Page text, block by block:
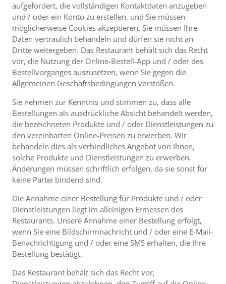
aufgefordert, die vollständigen Kontaktdaten anzugeben
und / oder ein Konto zu erstellen, und Sie müssen
möglicherweise Cookies akzeptieren. Sie müssen Ihre
Daten vertraulich behandeln und dürfen sie nicht an
Dritte weitergeben. Das Restaurant behält sich das Recht
vor, die Nutzung der Online-Bestell-App und / oder des
Bestellvorganges auszusetzen, wenn Sie gegen die
Allgemeinen Geschäftsbedingungen verstoßen.
Sie nehmen zur Kenntnis und stimmen zu, dass alle
Bestellungen als ausdrückliche Absicht behandelt werden,
die bezeichneten Produkte und / oder Dienstleistungen zu
den vereinbarten Online-Preisen zu erwerben. Wir
behandeln dies als verbindliches Angebot von Ihnen,
solche Produkte und Dienstleistungen zu erwerben.
Änderungen müssen schriftlich erfolgen, da sie sonst für
keine Partei bindend sind.
Die Annahme einer Bestellung für Produkte und / oder
Dienstleistungen liegt im alleinigen Ermessen des
Restaurants. Unsere Annahme einer Bestellung erfolgt,
wenn Sie eine Bildschirmnachricht und / oder eine E-Mail-
Benachrichtigung und / oder eine SMS erhalten, die Ihre
Bestellung bestätigt.
Das Restaurant behält sich das Recht vor,